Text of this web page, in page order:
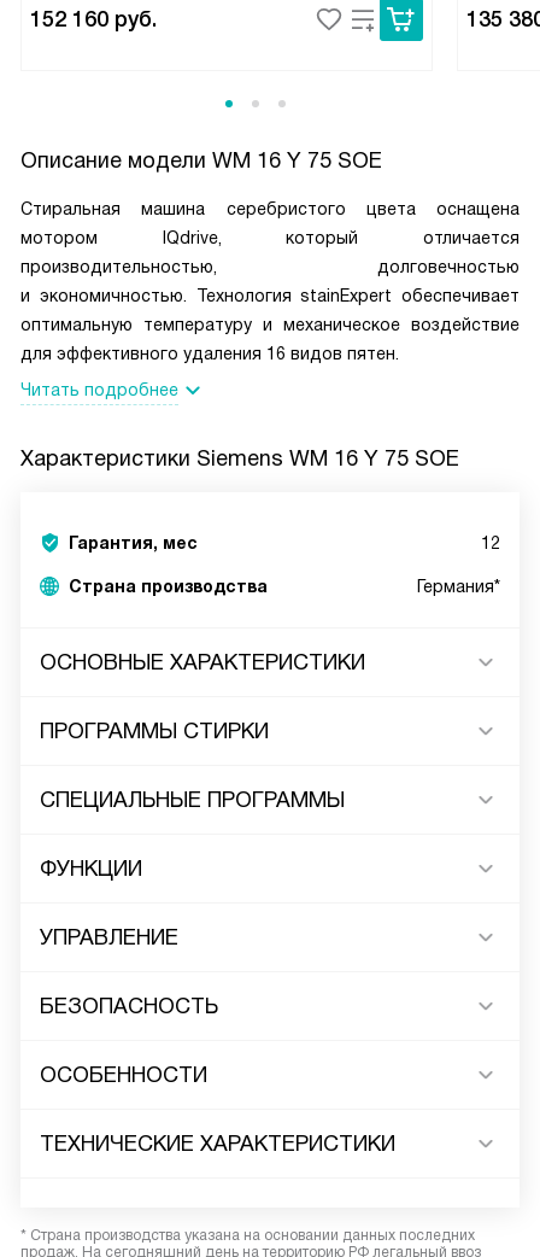
152 160 руб. 135
Описание модели WM 16 Y 75 SOE
Стиральная машина серебристого цвета оснащена
мотором IQdrive, который отличается
производительностью, долговечностью
и экономичностью. Технология stainExpert обеспечивает
оптимальную температуру и механическое воздействие
для эффективного удаления 16 видов пятен.
Читать подробнее
Характеристики Siemens WM 16 Y 75 SOE
Гарантия, мес 12
Страна производства Германия*
ОСНОВНЫЕ ХАРАКТЕРИСТИКИ
ПРОГРАММЫ СТИРКИ
СПЕЦИАЛЬНЫЕ ПРОГРАММЫ
ФУНКЦИИ
УПРАВЛЕНИЕ
БЕЗОПАСНОСТЬ
ОСОБЕННОСТИ
ТЕХНИЧЕСКИЕ ХАРАКТЕРИСТИКИ
* Страна производства указана на основании данных последних
продаж. На сегодняшний день на территорию РФ легальный ввоз